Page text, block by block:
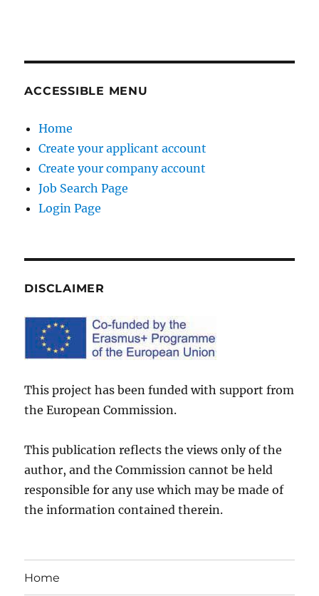
ACCESSIBLE MENU
Home
Create your applicant account
Create your company account
Job Search Page
Login Page
DISCLAIMER
This project has been funded with support from
the European Commission.
This publication reflects the views only of the
author, and the Commission cannot be held
responsible for any use which may be made of
the information contained therein.
Home